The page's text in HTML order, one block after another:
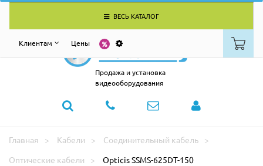
ВЕСЬ КАТАЛОГ
Клиентам Цены
Продажа и установка
видеооборудования
Главная Кабели
Соединительный кабель
Оптические кабели
Opticis SSMS-625DT-150